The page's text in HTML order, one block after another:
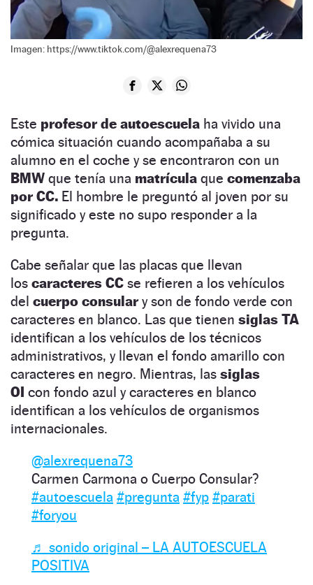
Imagen: https://www.tiktok.com/@alexrequena73
Este profesor de autoescuela ha vivido una
cómica situación cuando acompañaba a su
alumno en el coche y se encontraron con un
BMW que tenía una matrícula que comenzaba
por CC. El hombre le preguntó al joven por su
significado y este no supo responder a la
pregunta.
Cabe señalar que las placas que llevan
los caracteres CC se refieren a los vehículos
del cuerpo consulary son de fondo verde con
caracteres en blanco. Las que tienen siglas TA
identifican a los vehículos de los técnicos
administrativos, y llevan el fondo amarillo con
caracteres en negro. Mientras, las siglas
OI con fondo azul y caracteres en blanco
identifican a los vehículos de organismos
internacionales.
@alexrequena73
Carmen Carmona o Cuerpo Consular?
#autoescuela #pregunta #fyp #parati
#foryou
♬ sonido original – LA AUTOESCUELA
POSITIVA